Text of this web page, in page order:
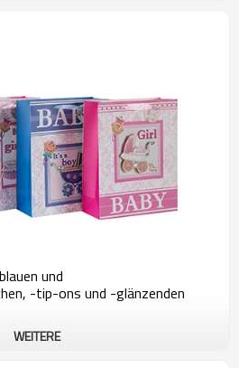
und
-tip-ons und -glänzenden
WEITERE